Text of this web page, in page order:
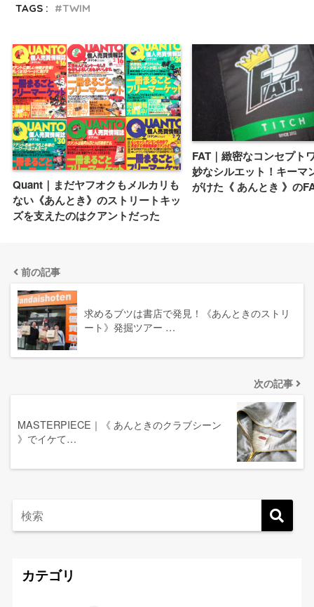
TAGS :
TWIM
Quant｜まだヤフオクもメルカリも
ない《あんとき》のストリートキッ
ズを支えたのはクアントだった
FAT｜緻密なコンセプト
妙なシルエット！キーマ
がけた《 あんとき 》の
前の記事
求めるブツは書店で発見！《あんときのストリ
ート》発掘ツアー …
次の記事
MASTERPIECE｜《 あんときのクラブシーン
》でイケて…
カテゴリ